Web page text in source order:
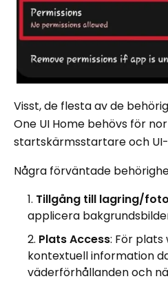
Visst, de flesta av de
One UI Home behövs för
startskärmsstartare och
Några förväntade
Tillgång till lagring/
applicera
Plats Access: För
kontextuell information
väderförhållanden och